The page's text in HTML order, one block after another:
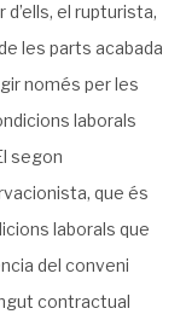
el rupturista,
les parts acabada
només per les
laborals
segon
que és
laborals que
del conveni
contractual